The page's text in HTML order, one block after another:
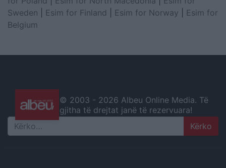
Sweden
Esim for Finland Esim for Norway
Esim for
Belgium
© 2003 - 2026 Albeu Online Media. Të
gjitha të drejtat janë të rezervuara!
Search